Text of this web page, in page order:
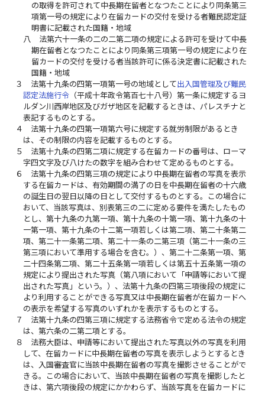
の取得を許可されて中長期在留者となつたことにより同条第三
項第一号の規定により在留カードの交付を受ける者難民認定証
明書に記載された国籍・地域
八
法第六十一条の二の二第二項の規定による許可を受けて中長
期在留者となつたことにより同条第三項第一号の規定により在
留カードの交付を受ける者当該許可に係る決定書に記載された
国籍・地域
３
法第十九条の四第一項第一号の地域として出入国管理及び難民
認定法施行令 （平成十年政令第百七十八号）第一条に規定するヨ
ルダン川西岸地区及びガザ地区を記載するときは、パレスチナと
表記するものとする。
４
法第十九条の四第一項第六号に規定する就労制限があるとき
は、その制限の内容を記載するものとする。
５
法第十九条の四第二項に規定する在留カードの番号は、ローマ
字四文字及び八けたの数字を組み合わせて定めるものとする。
６
法第十九条の四第三項の規定により中長期在留者の写真を表示
する在留カードは、有効期間の満了の日を中長期在留者の十六歳
の誕生日の翌日以降の日として交付するものとする。この場合に
おいて、当該写真は、別表第三の二に定める要件を満たしたもの
とし、第十九条の九第一項、第十九条の十第一項、第十九条の十
一第一項、第十九条の十二第一項若しくは第二項、第二十条第二
項、第二十一条第二項、第二十一条の二第三項（第二十一条の三
第三項において準用する場合を含む。）、第二十二条第一項、第
二十四条第二項、第二十五条第一項若しくは第五十五条第一項の
規定により提出された写真（第八項において「申請等において提
出された写真」という。）、法第十九条の四第三項後段の規定に
より利用することができる写真又は中長期在留者が在留カードへ
の表示を希望する写真のいずれかを表示するものとする。
７
法第十九条の四第三項に規定する法務省令で定める法令の規定
は、第六条の二第二項とする。
８
法務大臣は、申請等において提出された写真以外の写真を利用
して、在留カードに中長期在留者の写真を表示しようとするとき
は、入国審査官に当該中長期在留者の写真を撮影させることがで
きる。この場合において、当該中長期在留者の写真を撮影したと
きは、第六項後段の規定にかかわらず、当該写真を在留カードに